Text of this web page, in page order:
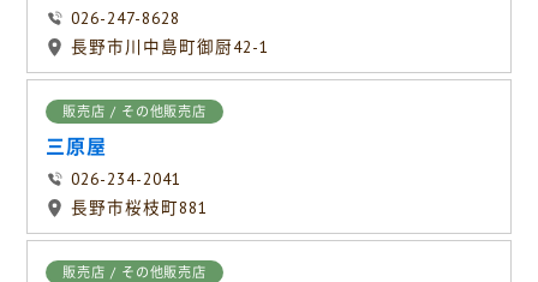
026-247-8628
長野市川中島町御厨42-1
販売店 / その他販売店
三原屋
026-234-2041
長野市桜枝町881
販売店 / その他販売店